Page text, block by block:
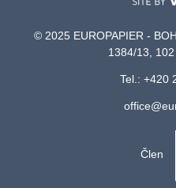
© 2025 EUROPAPIER -
1384/13,
Tel.: +420
Člen